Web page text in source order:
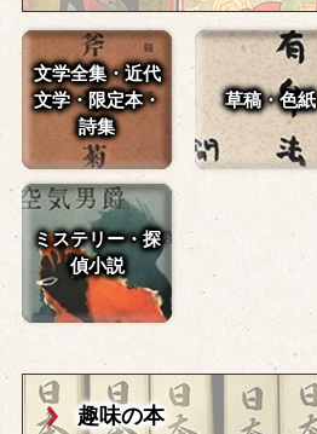
文学全集・近代
文学・ 限定本・
詩集
草稿・色紙
ミステリー・探
偵小説
趣味の本